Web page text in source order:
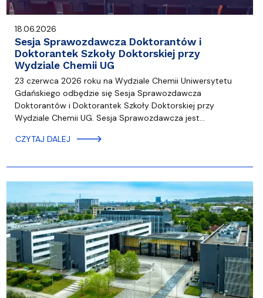
18.06.2026
Sesja Sprawozdawcza Doktorantów i
Doktorantek Szkoły Doktorskiej przy
Wydziale Chemii UG
23 czerwca 2026 roku na Wydziale Chemii Uniwersytetu
Gdańskiego odbędzie się Sesja Sprawozdawcza
Doktorantów i Doktorantek Szkoły Doktorskiej przy
Wydziale Chemii UG. Sesja Sprawozdawcza jest…
CZYTAJ DALEJ